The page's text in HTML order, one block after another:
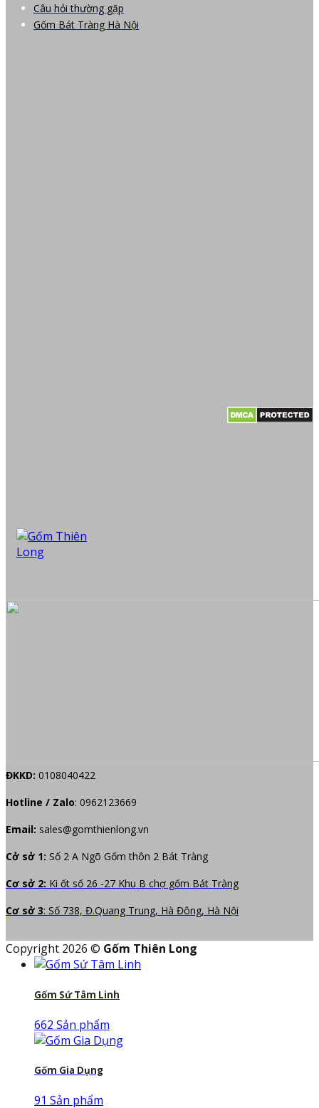
Câu hỏi thường gặp
Gốm Bát Tràng Hà Nội
ĐKKD: 0108040422
Hotline / Zalo: 0962123669
Email: sales@gomthienlong.vn
Cở sở 1: Số 2 A Ngõ Gốm thôn 2 Bát Tràng
Cơ sở 2: Ki ốt số 26 -27 Khu B chợ gốm Bát Tràng
Cơ sở 3: Số 738, Đ.Quang Trung, Hà Đông, Hà Nội
Copyright 2026 © Gốm Thiên Long
Gốm Sứ Tâm Linh
662 Sản phẩm
Gốm Gia Dụng
91 Sản phẩm